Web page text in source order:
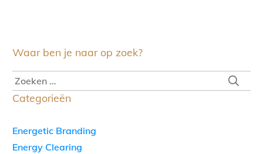
Waar ben je naar op zoek?
Categorieën
Energetic Branding
Energy Clearing